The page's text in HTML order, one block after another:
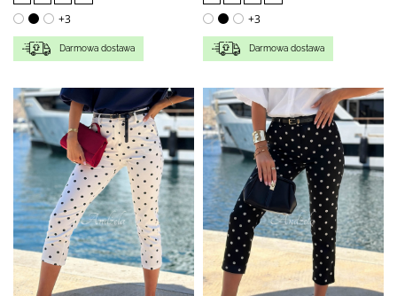
+3
Darmowa dostawa
+3
Darmowa dostawa